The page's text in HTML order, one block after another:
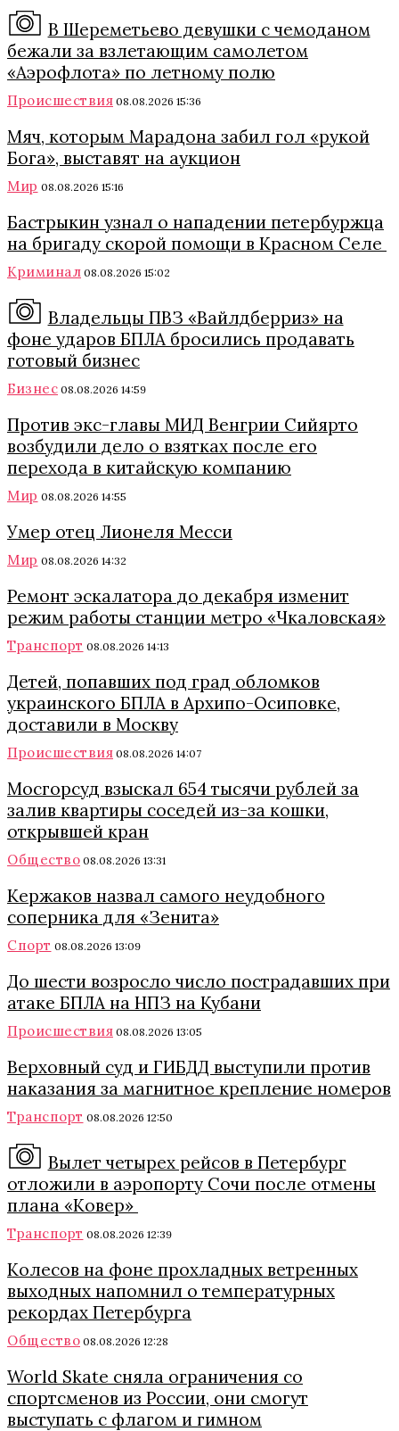
В Шереметьево девушки с чемоданом
бежали за взлетающим самолетом
«Аэрофлота» по летному полю
Происшествия 08.08.2026 15:36
Мяч, которым Марадона забил гол «рукой
Бога», выставят на аукцион
Мир 08.08.2026 15:16
Бастрыкин узнал о нападении петербуржца
на бригаду скорой помощи в Красном Селе
Криминал 08.08.2026 15:02
Владельцы ПВЗ «Вайлдберриз» на
фоне ударов БПЛА бросились продавать
готовый бизнес
Бизнес 08.08.2026 14:59
Против экс-главы МИД Венгрии Сийярто
возбудили дело о взятках после его
перехода в китайскую компанию
Мир 08.08.2026 14:55
Умер отец Лионеля Месси
Мир 08.08.2026 14:32
Ремонт эскалатора до декабря изменит
режим работы станции метро «Чкаловская»
Транспорт 08.08.2026 14:13
Детей, попавших под град обломков
украинского БПЛА в Архипо-Осиповке,
доставили в Москву
Происшествия 08.08.2026 14:07
Мосгорсуд взыскал 654 тысячи рублей за
залив квартиры соседей из-за кошки,
открывшей кран
Общество 08.08.2026 13:31
Кержаков назвал самого неудобного
соперника для «Зенита»
Спорт 08.08.2026 13:09
До шести возросло число пострадавших при
атаке БПЛА на НПЗ на Кубани
Происшествия 08.08.2026 13:05
Верховный суд и ГИБДД выступили против
наказания за магнитное крепление номеров
Транспорт 08.08.2026 12:50
Вылет четырех рейсов в Петербург
отложили в аэропорту Сочи после отмены
плана «Ковер»
Транспорт 08.08.2026 12:39
Колесов на фоне прохладных ветренных
выходных напомнил о температурных
рекордах Петербурга
Общество 08.08.2026 12:28
World Skate сняла ограничения со
спортсменов из России, они смогут
выступать с флагом и гимном